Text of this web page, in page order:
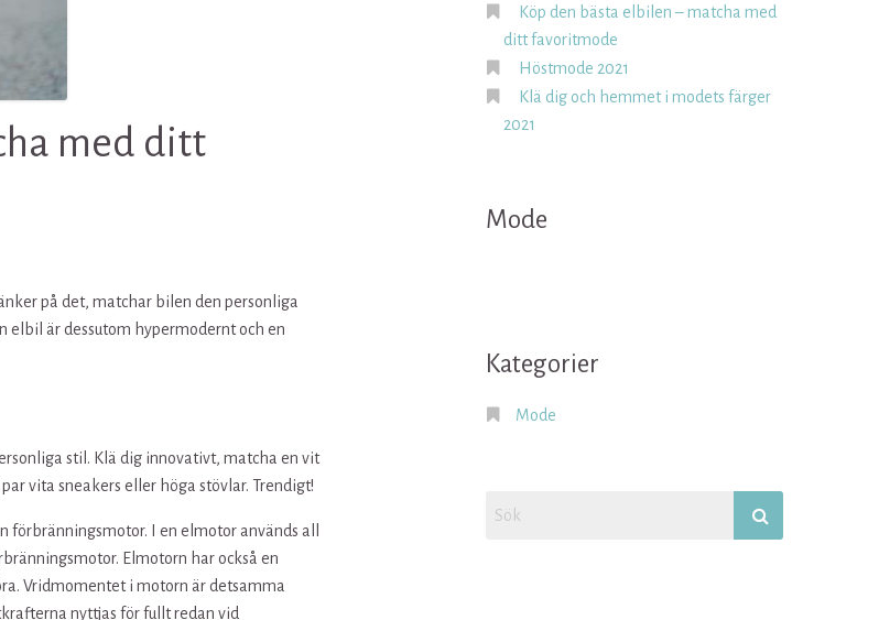
med ditt
på det, matchar bilen den personliga
elbil är dessutom hypermodernt och en
stil. Klä dig innovativt, matcha en vit
vita sneakers eller höga stövlar. Trendigt!
I en elmotor används all
Elmotorn har också en
Vridmomentet i motorn är detsamma
nyttjas för fullt redan vid
Köp den bästa elbilen – matcha med
ditt favoritmode
Höstmode 2021
Klä dig och hemmet i modets färger
2021
Mode
Kategorier
Mode